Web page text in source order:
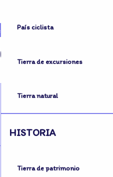
País ciclista
Tierra de excursiones
Tierra natural
HISTORIA
Tierra de patrimonio
Actividades